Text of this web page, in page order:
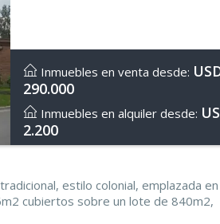
Inmuebles en venta desde:
290.000
Inmuebles en alquiler desde:
2.200
estilo colonial, emplazada en
cubiertos sobre un lote de 840m2,